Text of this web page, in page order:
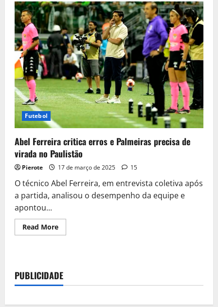
Depay
fatura
bônus
milionário
com
título
do
Corinthians
no
Paulistão
Futebol
Abel Ferreira critica erros e Palmeiras precisa de
virada no Paulistão
Pierote 17 de março de 2025 15
O técnico Abel Ferreira, em entrevista coletiva após
a partida, analisou o desempenho da equipe e
apontou...
Read MoreRead
more
e
Palmeiras
precisa
PUBLICIDADE